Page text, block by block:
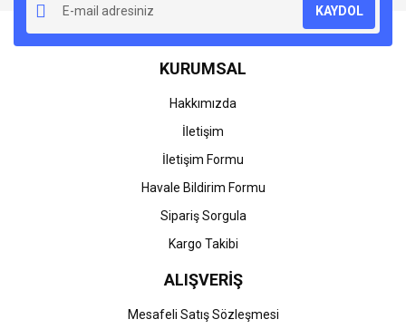
Ürün açıklamasında eksik bilgiler bulunuyor.
Ürün bilgilerinde hatalar bulunuyor.
Ürün fiyatı diğer sitelerden daha pahalı.
Gönder
KAYDOL
KURUMSAL
Hakkımızda
İletişim
İletişim Formu
Havale Bildirim Formu
Sipariş Sorgula
Kargo Takibi
ALIŞVERİŞ
Mesafeli Satış Sözleşmesi